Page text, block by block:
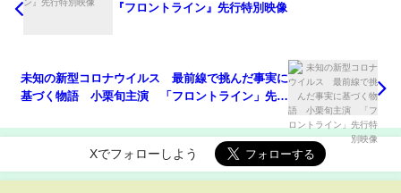
『フロントライン』先行特別映像
未知の新型コロナウイルス 最前線で挑んだ事実に
基づく物語 小栗旬主演 「フロントライン」先行
Xでフォローしよう